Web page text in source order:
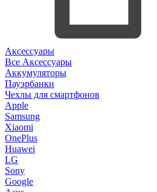
Аксессуары
Все Аксессуары
Аккумуляторы
Пауэрбанки
Чехлы для смартфонов
Apple
Samsung
Xiaomi
OnePlus
Huawei
LG
Sony
Google